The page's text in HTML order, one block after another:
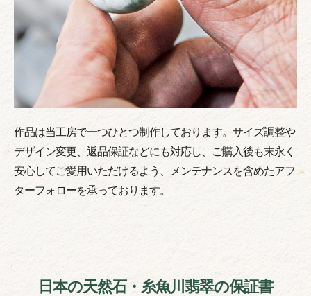
作品は当工房で一つひとつ制作しております。サイズ調整や
デザイン変更、返品保証などにも対応し、ご購入後も末永く
安心してご愛用いただけるよう、メンテナンスを含めたアフ
ターフォローを承っております。
日本の天然石・糸魚川翡翠の保証書